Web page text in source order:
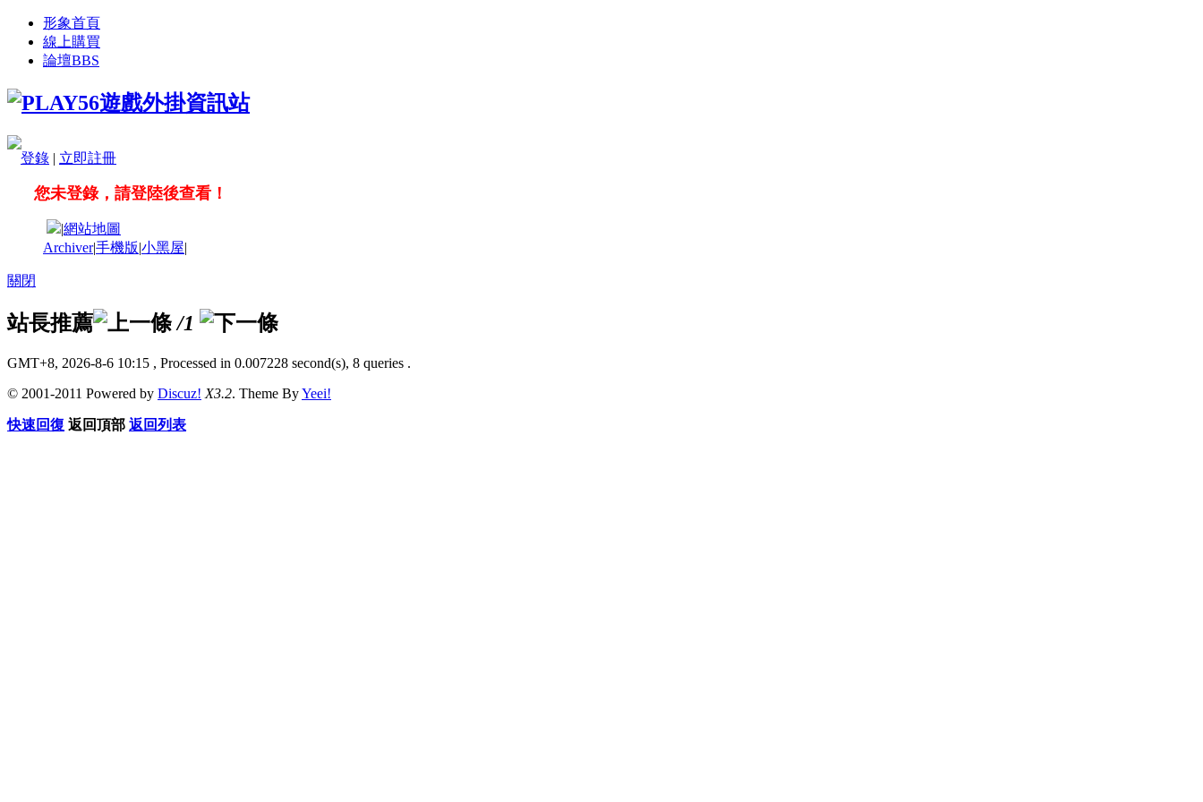
形象首頁
線上購買
論壇BBS
登錄 | 立即註冊
您未登錄，請登陸後查看！
|網站地圖
Archiver|手機版|小黑屋|
關閉
站長推薦 /1
GMT+8, 2026-8-6 10:15 , Processed in 0.007228 second(s), 8 queries .
© 2001-2011 Powered by Discuz! X3.2. Theme ByYeei!
快速回復 返回頂部 返回列表